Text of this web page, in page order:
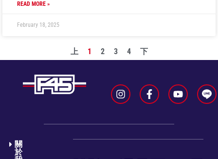
READ MORE »
February 18, 2025
上 1 2 3 4 下
關
於